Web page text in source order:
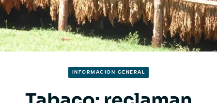
INFORMACION GENERAL